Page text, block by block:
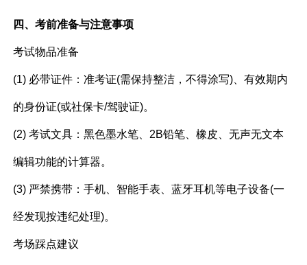
四、考前准备与注意事项
考试物品准备​
(1) 必带证件：准考证(需保持整洁，不得涂写)、有效期内
的身份证(或社保卡/驾驶证)。
(2) 考试文具：黑色墨水笔、2B铅笔、橡皮、无声无文本
编辑功能的计算器。
(3) 严禁携带：手机、智能手表、蓝牙耳机等电子设备(一
经发现按违纪处理)。
考场踩点建议​